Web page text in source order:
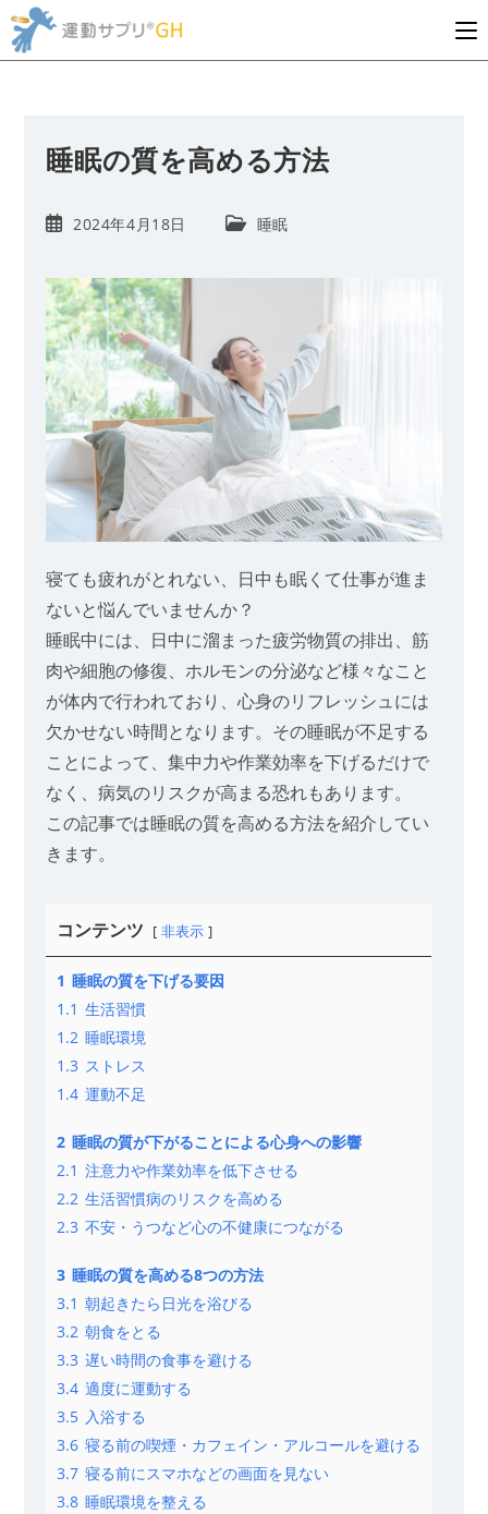
コ
ン
テ
睡眠の質を高める方法
投
開
日:
2024年4月18日
投
ー:
睡眠
寝ても疲れがとれない、日中も眠くて仕事が進ま
ないと悩んでいませんか？
睡眠中には、日中に溜まった疲労物質の排出、筋
肉や細胞の修復、ホルモンの分泌など様々なこと
が体内で行われており、心身のリフレッシュには
欠かせない時間となります。その睡眠が不足する
ことによって、集中力や作業効率を下げるだけで
なく、病気のリスクが高まる恐れもあります。
この記事では睡眠の質を高める方法を紹介してい
きます。
コンテンツ 非表示
1 睡眠の質を下げる要因
1.1 生活習慣
1.2 睡眠環境
1.3 ストレス
1.4 運動不足
2 睡眠の質が下がることによる心身への影響
2.1 注意力や作業効率を低下させる
2.2 生活習慣病のリスクを高める
2.3 不安・うつなど心の不健康につながる
3 睡眠の質を高める8つの方法
3.1 朝起きたら日光を浴びる
3.2 朝食をとる
3.3 遅い時間の食事を避ける
3.4 適度に運動する
3.5 入浴する
3.6 寝る前の喫煙・カフェイン・アルコールを避ける
3.7 寝る前にスマホなどの画面を見ない
3.8 睡眠環境を整える